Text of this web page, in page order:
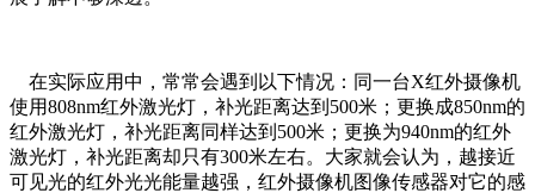
在实际应用中，常常会遇到以下情况：同一台X红外摄像机
使用808nm红外激光灯，补光距离达到500米；更换成850nm的
红外激光灯，补光距离同样达到500米；更换为940nm的红外
激光灯，补光距离却只有300米左右。大家就会认为，越接近
可见光的红外光光能量越强，红外摄像机图像传感器对它的感